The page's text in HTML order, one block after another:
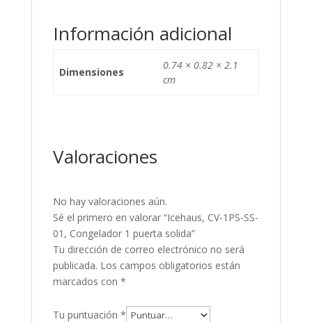
Información adicional
Dimensiones
0.74 × 0.82 × 2.1
cm
Valoraciones
No hay valoraciones aún.
Sé el primero en valorar “Icehaus, CV-1PS-SS-
01, Congelador 1 puerta solida”
Tu dirección de correo electrónico no será
publicada. Los campos obligatorios están
marcados con *
Tu puntuación *